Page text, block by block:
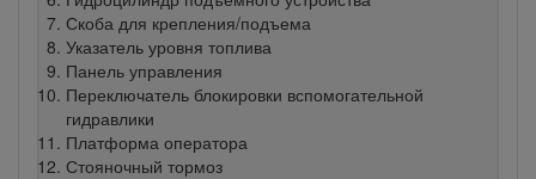
Скоба для крепления/подъема
Указатель уровня топлива
Панель управления
Переключатель блокировки вспомогательной
гидравлики
Платформа оператора
Стояночный тормоз